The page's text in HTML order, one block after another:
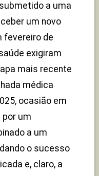
a uma
um novo
fevereiro de
exigiram
mais recente
médica
ocasião em
por um
a um
o sucesso
e, claro, a